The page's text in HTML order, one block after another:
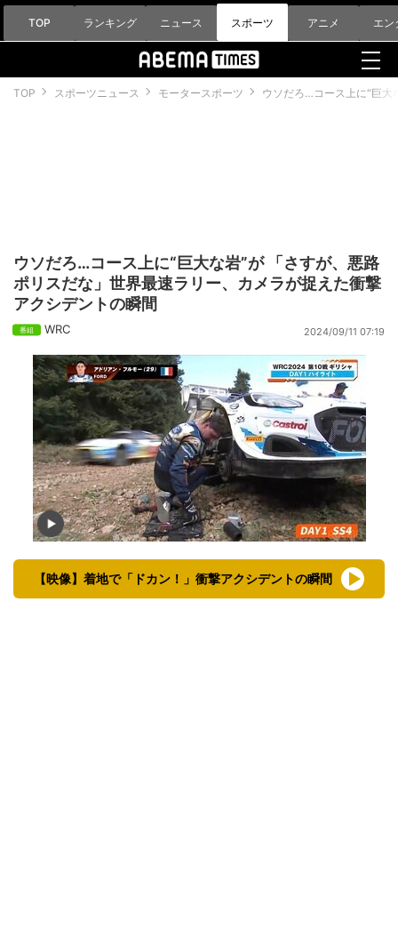
TOP ランキング ニュース スポーツ アニメ エン
TOP スポーツニュース モータースポーツ ウソだろ…コース上に“巨大
ウソだろ…コース上に“巨大な岩”が 「さすが、悪路
ポリスだな」世界最速ラリー、カメラが捉えた衝撃
アクシデントの瞬間
WRC 2024/09/11 07:19
【映像】着地で「ドカン！」衝撃アクシデントの瞬間